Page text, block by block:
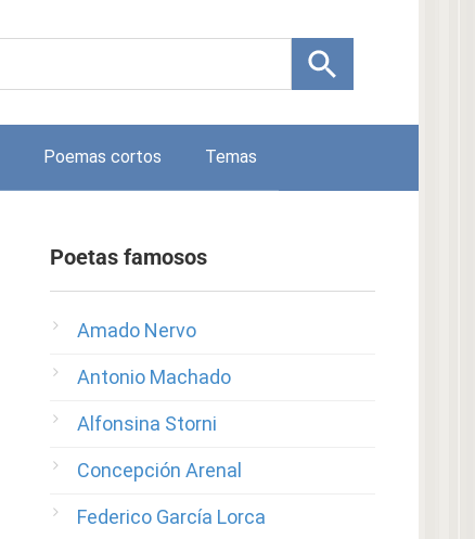
Poemas cortos Temas
Poetas famosos
Amado Nervo
Antonio Machado
Alfonsina Storni
Concepción Arenal
Federico García Lorca